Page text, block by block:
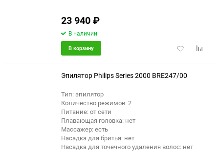
23 940₽
В наличии
Добавить
В корзину
Эпилятор Philips Series 2000 BRE247/00
Тип: эпилятор
Количество режимов: 2
Питание: от сети
Плавающая головка: нет
Массажер: есть
Насадка для бритья: нет
Насадка для точечного удаления волос: нет